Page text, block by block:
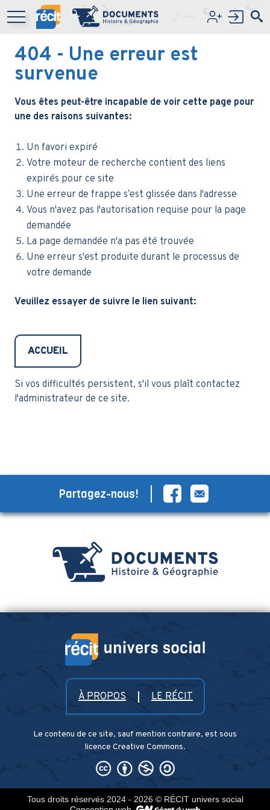
Aller au contenu principal
404 - Une erreur est
survenue
Vous êtes peut-être incapable de voir cette page pour
une des raisons suivantes:
Un favori expiré
Votre moteur de recherche contient des liens
expirés pour ce site
Une erreur de frappe s’est glissée dans l'adresse
Vous n'avez pas l'autorisation requise pour la page
demandée
La page demandée n'a pas été trouvée
Une erreur s'est produite durant le processus de
votre demande
Veuillez essayer de suivre le lien suivant:
ACCUEIL
Si vos difficultés persistent, s'il vous plaît contactez
l'administrateur de ce site.
À PROPOS LE RÉCIT
Le contenu de ce site, sauf mention contraire, est sous
licence Creative Commons.
Partagez-nous!
Tous droits réservés 2024 - 2026 © RÉCIT univers social